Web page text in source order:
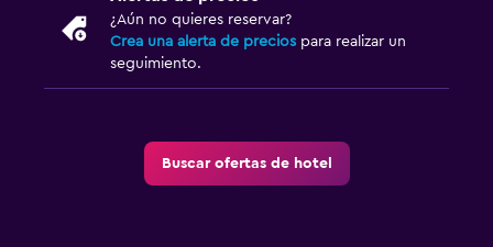
Servicios de lavandería/tintorería
Plancha para pantalones
Plancha y tabla de planchar
Chimenea exterior
¿Aún no quieres reservar?
Crea una alerta de precios para realizar un
seguimiento.
Buscar ofertas de hotel